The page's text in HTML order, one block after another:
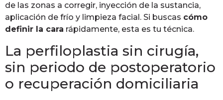
de las zonas a corregir, inyección de la sustancia,
aplicación de frío y limpieza facial. Si buscas cómo
definir la cara rápidamente, esta es tu técnica.
La perfiloplastia sin cirugía,
sin periodo de postoperatorio
o recuperación domiciliaria